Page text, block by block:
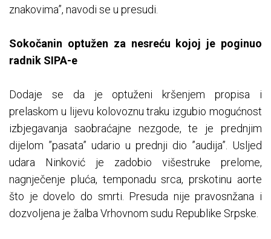
znakovima”, navodi se u presudi.
Sokočanin optužen za nesreću kojoj je poginuo
radnik SIPA-e
Dodaje se da je optuženi kršenjem propisa i
prelaskom u lijevu kolovoznu traku izgubio mogućnost
izbjegavanja saobraćajne nezgode, te je prednjim
dijelom ”pasata” udario u prednji dio ”audija”. Usljed
udara Ninković je zadobio višestruke prelome,
nagnječenje pluća, temponadu srca, prskotinu aorte
što je dovelo do smrti. Presuda nije pravosnžana i
dozvoljena je žalba Vrhovnom sudu Republike Srpske.